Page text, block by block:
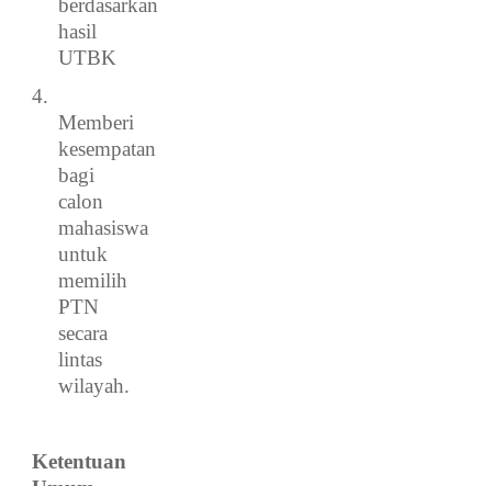
berdasarkan
hasil
UTBK
4.
Memberi
kesempatan
bagi
calon
mahasiswa
untuk
memilih
PTN
secara
lintas
wilayah.
Ketentuan